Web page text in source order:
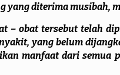
yang diterima musibah,
– obat tersebut telah
yang belum
manfaat dari semua